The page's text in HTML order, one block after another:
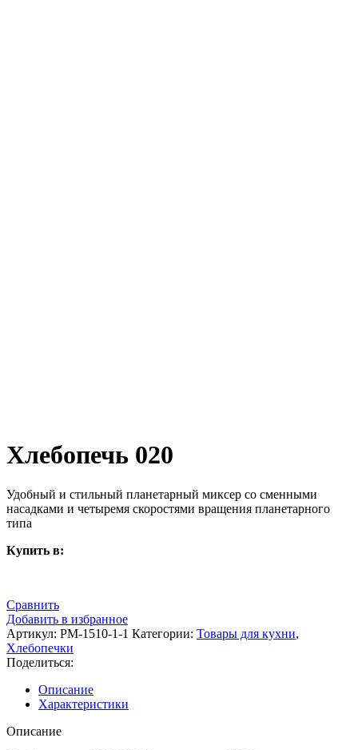
Хлебопечь 020
Удобный и стильный планетарный миксер со сменными
насадками и четыремя скоростями вращения планетарного
типа
Купить в:
Сравнить
Добавить в избранное
Артикул: РМ-1510-1-1 Категории: Товары для кухни,
Хлебопечки
Поделиться:
Описание
Характеристики
Описание